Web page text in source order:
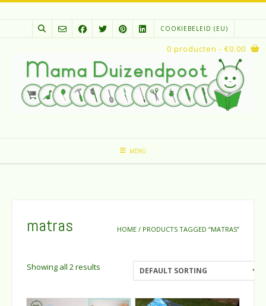
Spring
COOKIEBELEID (EU)
MENU
0 producten - €0.00
HOME / PRODUCTS TAGGED “MATRAS”
matras
Showing all 2 results